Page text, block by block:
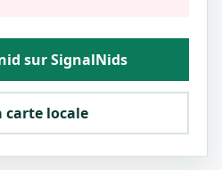
sur SignalNids
carte locale